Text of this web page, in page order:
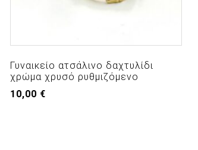
Γυναικείο ατσάλινο δαχτυλίδι
χρώμα χρυσό ρυθμιζόμενο
10,00 €